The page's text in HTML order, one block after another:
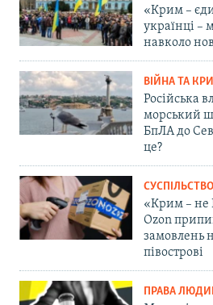
«Крим –
українці –
навколо
ВІЙНА ТА
Російська
морський
БпЛА до
це?
СУСПІЛЬСТВО
«Крим – не
Ozon
замовлень
півострові
ПРАВА